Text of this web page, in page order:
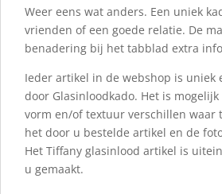
Weer eens wat anders. Een uniek
vrienden of een goede relatie. De
benadering bij het tabblad extra
Ieder artikel in de webshop is uniek
door Glasinloodkado. Het is
vorm en/of textuur verschillen waar
het door u bestelde artikel en de
Het Tiffany glasinlood artikel is
u gemaakt.